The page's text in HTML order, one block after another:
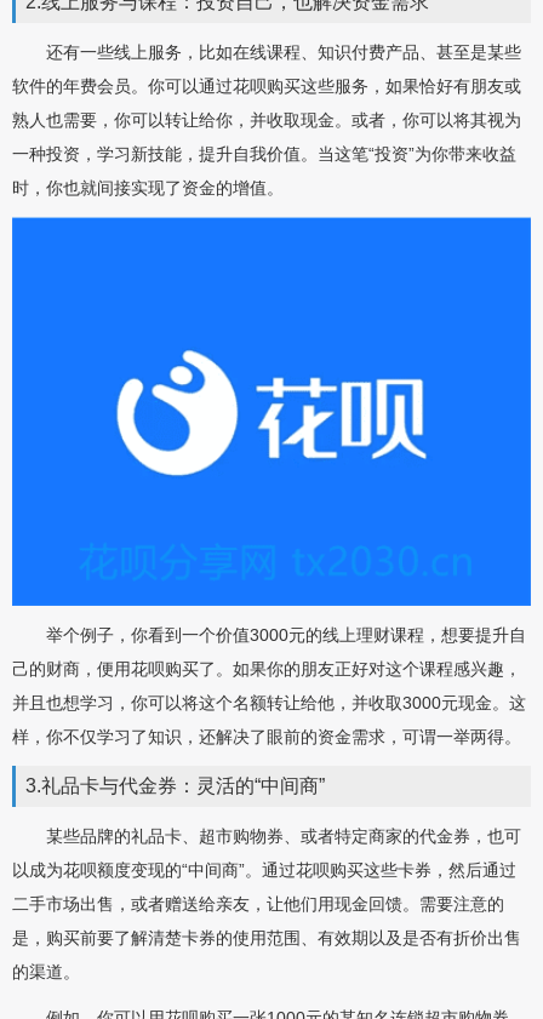
还有一些线上服务，比如在线课程、知识付费产品、甚至是某些
软件的年费会员。你可以通过花呗购买这些服务，如果恰好有朋友或
熟人也需要，你可以转让给你，并收取现金。或者，你可以将其视为
一种投资，学习新技能，提升自我价值。当这笔“投资”为你带来收益
时，你也就间接实现了资金的增值。
举个例子，你看到一个价值3000元的线上理财课程，想要提升自
己的财商，便用花呗购买了。如果你的朋友正好对这个课程感兴趣，
并且也想学习，你可以将这个名额转让给他，并收取3000元现金。这
样，你不仅学习了知识，还解决了眼前的资金需求，可谓一举两得。
3.礼品卡与代金券：灵活的“中间商”
某些品牌的礼品卡、超市购物券、或者特定商家的代金券，也可
以成为花呗额度变现的“中间商”。通过花呗购买这些卡券，然后通过
二手市场出售，或者赠送给亲友，让他们用现金回馈。需要注意的
是，购买前要了解清楚卡券的使用范围、有效期以及是否有折价出售
的渠道。